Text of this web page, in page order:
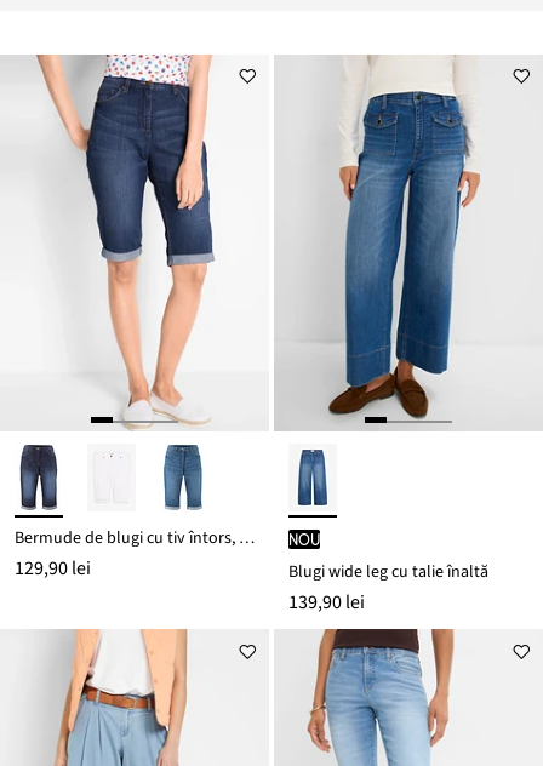
Bermude de blugi cu tiv întors, Mid Waist
129,90 lei
nou
Blugi wide leg cu talie înaltă
139,90 lei